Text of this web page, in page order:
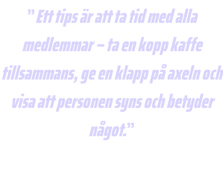
Ett tips är att ta tid med alla
medlemmar – ta en kopp kaffe
tillsammans, ge en klapp på axeln och
visa att personen syns och betyder
något.